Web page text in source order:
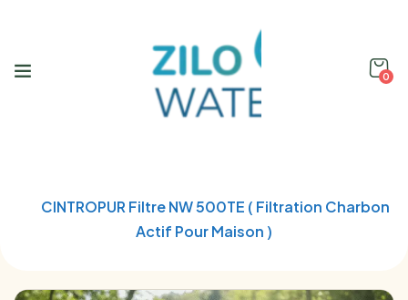
0
CINTROPUR Filtre NW 500TE ( Filtration Charbon
Actif Pour Maison )